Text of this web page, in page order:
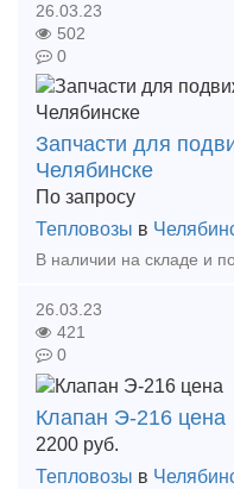
26.03.23
502
0
Запчасти для
Челябинске
По запросу
Тепловозы в
26.03.23
421
0
Клапан Э-216 цена
2200 руб.
Тепловозы в